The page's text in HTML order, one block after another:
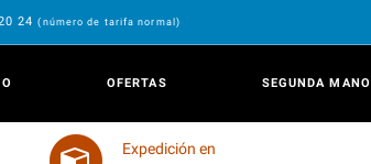
24(número de tarifa normal)
OFERTAS SEGUNDA MANO
Expedición en